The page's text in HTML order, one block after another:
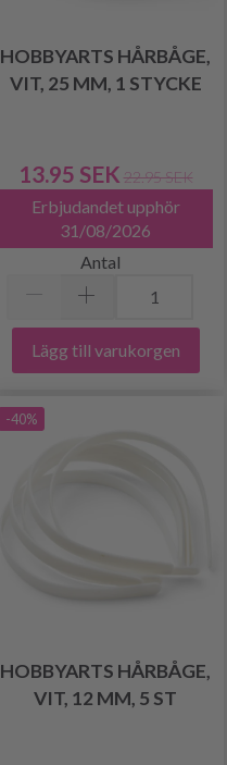
HOBBYARTS HÅRBÅGE,
VIT, 25 MM, 1 STYCKE
13.95 SEK 22.95 SEK
Erbjudandet upphör
31/08/2026
Antal
Lägg till varukorgen
-40%
HOBBYARTS HÅRBÅGE,
VIT, 12 MM, 5 ST